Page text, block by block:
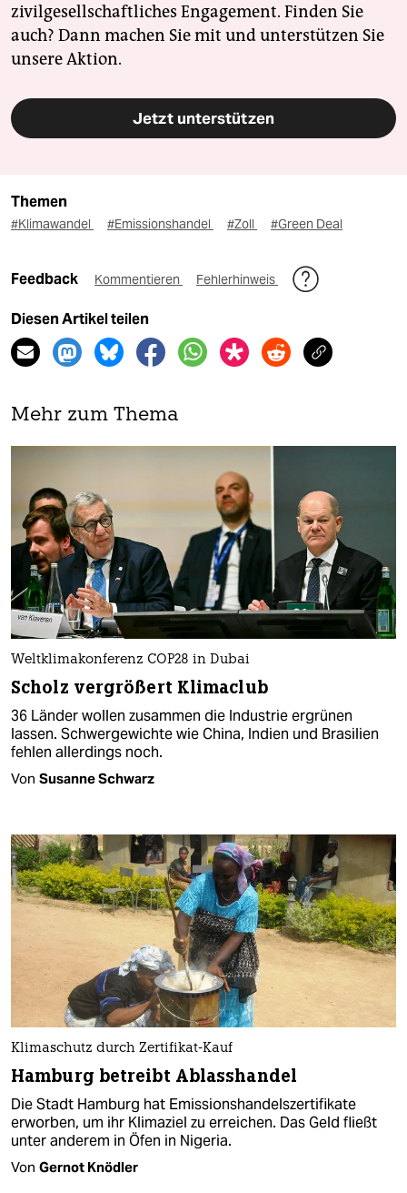
zivilgesellschaftliches Engagement. Finden Sie
auch? Dann machen Sie mit und unterstützen Sie
unsere Aktion.
Jetzt unterstützen
Themen
#Klimawandel #Emissionshandel #Zoll #Green Deal
Feedback Kommentieren Fehlerhinweis
Diesen Artikel teilen
Mehr zum Thema
Weltklimakonferenz COP28 in Dubai
Scholz vergrößert Klimaclub
36 Länder wollen zusammen die Industrie ergrünen
lassen. Schwergewichte wie China, Indien und Brasilien
fehlen allerdings noch.
Von Susanne Schwarz
Klimaschutz durch Zertifikat-Kauf
Hamburg betreibt Ablasshandel
Die Stadt Hamburg hat Emissionshandelszertifikate
erworben, um ihr Klimaziel zu erreichen. Das Geld fließt
unter anderem in Öfen in Nigeria.
Von Gernot Knödler